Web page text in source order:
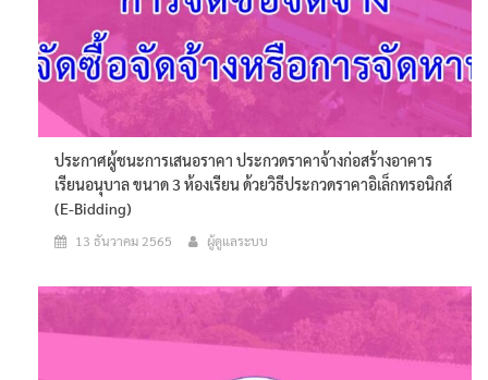
ประกาศผู้ชนะการเสนอราคา ประกวดราคาจ้างก่อสร้างอาคาร
เรียนอนุบาล ขนาด 3 ห้องเรียน ด้วยวิธีประกวดราคาอิเล็กทรอนิกส์
(e-Bidding)
13 ธันวาคม 2565 ผู้ดูแลระบบ